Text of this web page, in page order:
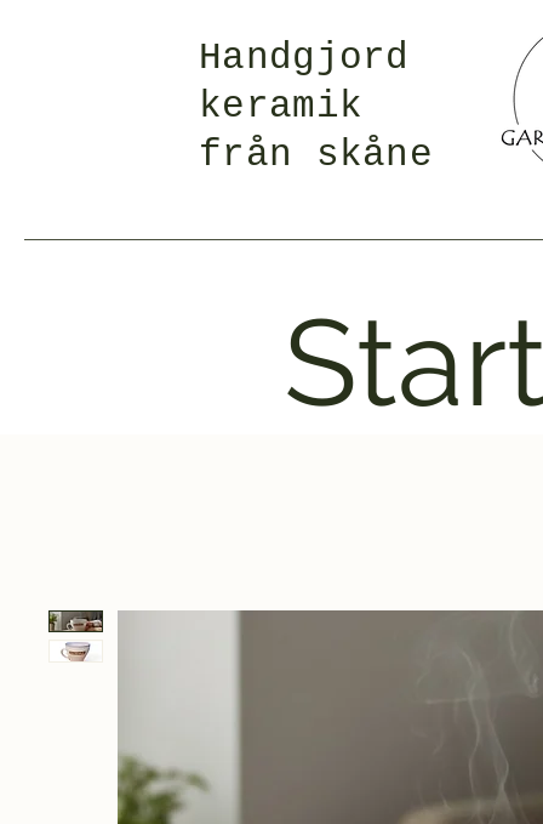
Handgjord
keramik
från skåne